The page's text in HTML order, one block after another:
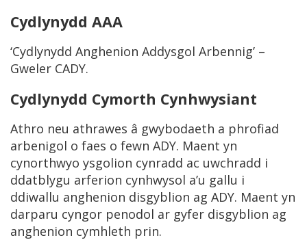
Cydlynydd AAA
‘Cydlynydd Anghenion Addysgol Arbennig’ –
Gweler CADY.
Cydlynydd Cymorth Cynhwysiant
Athro neu athrawes â gwybodaeth a phrofiad
arbenigol o faes o fewn ADY. Maent yn
cynorthwyo ysgolion cynradd ac uwchradd i
ddatblygu arferion cynhwysol a’u gallu i
ddiwallu anghenion disgyblion ag ADY. Maent yn
darparu cyngor penodol ar gyfer disgyblion ag
anghenion cymhleth prin.